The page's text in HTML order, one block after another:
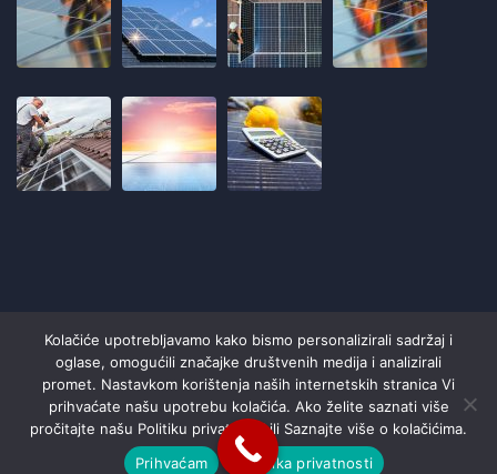
Copyright © 2021Energo. All Rights Reserved.
Contact Us
Kolačiće upotrebljavamo kako bismo personalizirali sadržaj i
oglase, omogućili značajke društvenih medija i analizirali
promet. Nastavkom korištenja naših internetskih stranica Vi
prihvaćate našu upotrebu kolačića. Ako želite saznati više
pročitajte našu Politiku privatnosti ili Saznajte više o kolačićima.
Prihvaćam
Politika privatnosti